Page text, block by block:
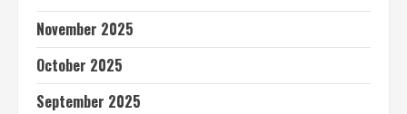
November 2025
October 2025
September 2025